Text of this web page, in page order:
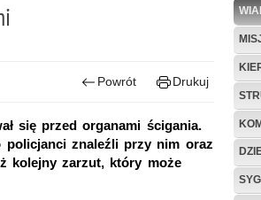
Powrót Drukuj
się przed organami ścigania.
policjanci znaleźli przy nim oraz
kolejny zarzut, który może